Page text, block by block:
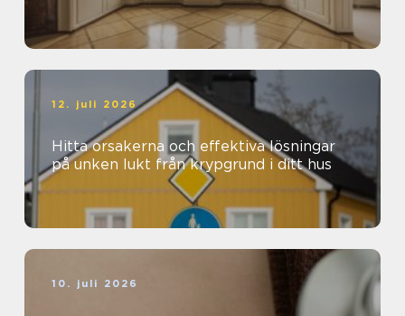
12. juli 2026
Hitta orsakerna och effektiva lösningar
på unken lukt från krypgrund i ditt hus
10. juli 2026